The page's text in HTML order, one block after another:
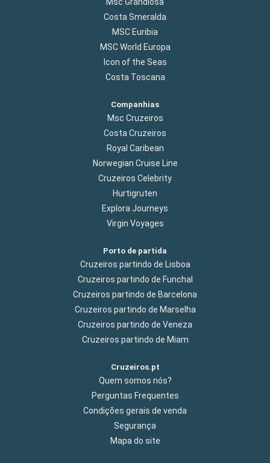
Costa Smeralda
MSC Euribia
MSC World Europa
Icon of the Seas
Costa Toscana
Companhias
Msc Cruzeiros
Costa Cruzeiros
Royal Caribean
Norwegian Cruise Line
Cruzeiros Celebrity
Hurtigruten
Explora Journeys
Virgin Voyages
Porto de partida
Cruzeiros partindo de Lisboa
Cruzeiros partindo de Funchal
Cruzeiros partindo de Barcelona
Cruzeiros partindo de Marselha
Cruzeiros partindo de Veneza
Cruzeiros partindo de Miam
Cruzeiros.pt
Quem somos nós?
Perguntas Frequentes
Condições gerais de venda
Segurança
Mapa do site